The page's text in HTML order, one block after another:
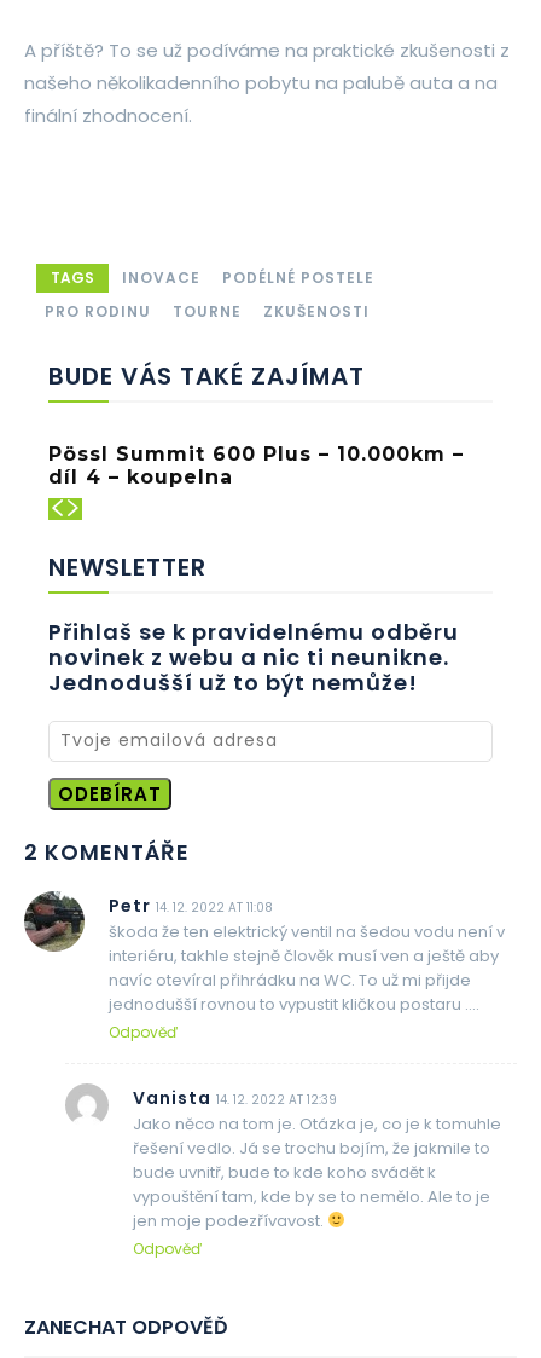
A příště? To se už podíváme na praktické zkušenosti z
našeho několikadenního pobytu na palubě auta a na
finální zhodnocení.
TAGS INOVACE
PODÉLNÉ POSTELE
PRO RODINU
TOURNE ZKUŠENOSTI
BUDE VÁS TAKÉ ZAJÍMAT
Pössl Summit 600 Plus – 10.000km –
díl 4 – koupelna
NEWSLETTER
Přihlaš se k pravidelnému odběru
novinek z webu a nic ti neunikne.
Jednodušší už to být nemůže!
ODEBÍRAT
2 KOMENTÁŘE
Petr 14. 12. 2022 AT 11:08
škoda že ten elektrický ventil na šedou vodu není v
interiéru, takhle stejně člověk musí ven a ještě aby
navíc otevíral přihrádku na WC. To už mi přijde
jednodušší rovnou to vypustit kličkou postaru ….
Odpověď
Vanista 14. 12. 2022 AT 12:39
Jako něco na tom je. Otázka je, co je k tomuhle
řešení vedlo. Já se trochu bojím, že jakmile to
bude uvnitř, bude to kde koho svádět k
vypouštění tam, kde by se to nemělo. Ale to je
jen moje podezřívavost.
Odpověď
ZANECHAT ODPOVĚĎ